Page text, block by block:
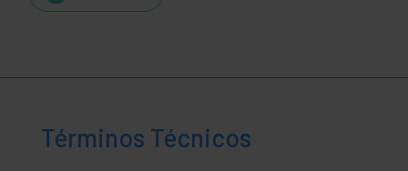
Términos Técnicos